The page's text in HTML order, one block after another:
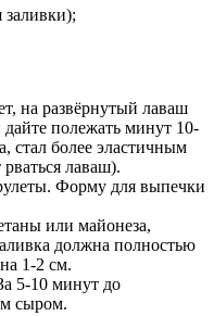
заливки);
на развёрнутый лаваш
полежать минут 10-
стал более эластичным
лаваш).
Форму для выпечки
или майонеза,
должна полностью
1-2 см.
5-10 минут до
сыром.